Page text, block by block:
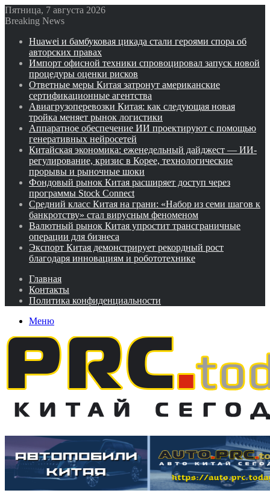
Пятница, 7 августа 2026
Breaking News
Huawei и бамбуковая цикада стали героями спора об
авторских правах
Импорт офисной техники спровоцировал запуск новой
процедуры оценки рисков
Ответные меры Китая затронут американские
сертификационные агентства
Авиагрузоперевозки Китая: как следующая новая
тройка меняет рынок логистики
Аппаратное обеспечение ИИ проектируют с помощью
генеративных нейросетей
Китайская экономика: еженедельный дайджест — ИИ-
регулирование, кризис в Корее, технологические
прорывы и рыночные шоки
Фондовый рынок Китая расширяет доступ через
программы Stock Connect
Средний класс Китая на грани: «Набор из семи шагов к
банкротству» стал вирусным феноменом
Валютный рынок Китая упростит трансграничные
операции для бизнеса
Экспорт Китая демонстрирует рекордный рост
благодаря инновациям и робототехнике
Главная
Контакты
Политика конфиденциальности
Меню